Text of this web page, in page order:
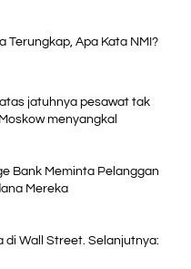
Terungkap, Apa Kata NMI?
jatuhnya pesawat tak
menyangkal
Bank Meminta Pelanggan
Mereka
di Wall Street. Selanjutnya: